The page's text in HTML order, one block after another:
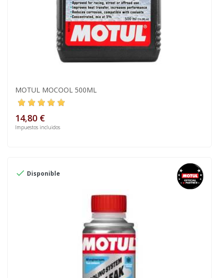
MOTUL MOCOOL 500ML
14,80 €
Impuestos incluidos
 Disponible